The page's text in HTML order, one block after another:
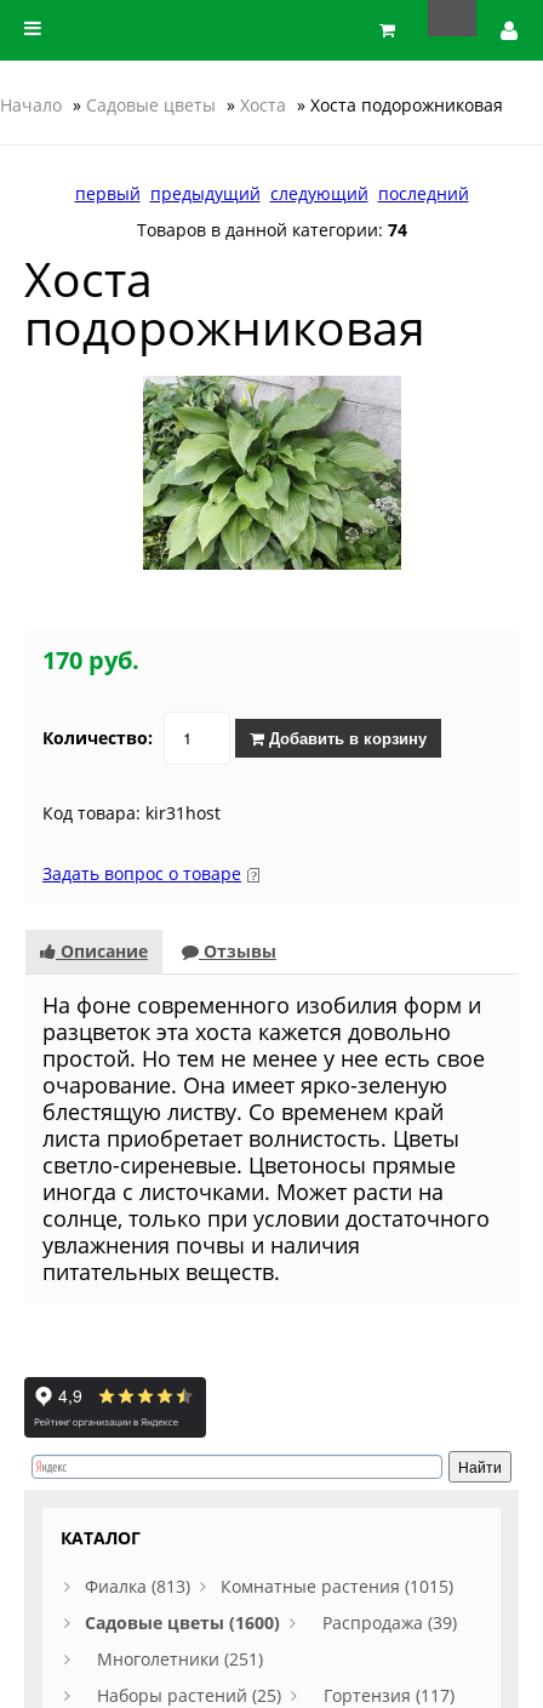
Начало » Садовые цветы » Хоста » Хоста подорожниковая
первый предыдущий следующий последний
Товаров в данной категории: 74
Хоста
подорожниковая
170 руб.
Количество: Добавить в корзину
Код товара: kir31host
Задать вопрос о товаре
Описание Отзывы
На фоне современного изобилия форм и
разцветок эта хоста кажется довольно
простой. Но тем не менее у нее есть свое
очарование. Она имеет ярко-зеленую
блестящую листву. Со временем край
листа приобретает волнистость. Цветы
светло-сиреневые. Цветоносы прямые
иногда с листочками. Может расти на
солнце, только при условии достаточного
увлажнения почвы и наличия
питательных веществ.
КАТАЛОГ
Фиалка (813)
Комнатные растения (1015)
Садовые цветы (1600)
Распродажа (39)
Многолетники (251)
Наборы растений (25)
Гортензия (117)